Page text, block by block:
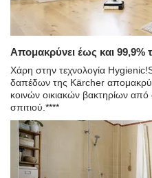
Απομακρύνει έως και 99,9%
Χάρη στην τεχνολογία
δαπέδων της Kärcher
κοινών οικιακών βακτηρίων
σπιτιού.****